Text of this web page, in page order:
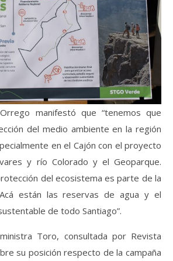
manifestó que “tenemos que
del medio ambiente en la región
en el Cajón con el proyecto
y río Colorado y el Geoparque.
del ecosistema es parte de la
están las reservas de agua y el
de todo Santiago”.
Toro, consultada por Revista
su posición respecto de la campaña